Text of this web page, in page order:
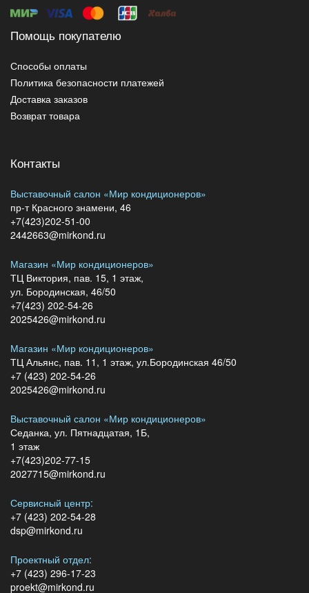
Помощь покупателю
Способы оплаты
Политика безопасности платежей
Доставка заказов
Возврат товара
Контакты
Выставочный салон «Мир кондиционеров»
пр-т Красного знамени, 46
+7(423)202-51-00
2442663@mirkond.ru
Магазин «Мир кондиционеров»
ТЦ Виктория, пав. 15, 1 этаж,
ул. Бородинская, 46/50
+7(423) 202-54-26
2025426@mirkond.ru
Магазин «Мир кондиционеров»
ТЦ Альянс, пав. 11, 1 этаж, ул.Бородинская 46/50
+7 (423) 202-54-26
2025426@mirkond.ru
Выставочный салон «Мир кондиционеров»
Седанка, ул. Пятнадцатая, 1Б,
1 этаж
+7(423)202-77-15
2027715@mirkond.ru
Сервисный центр:
+7 (423) 202-54-28
dsp@mirkond.ru
Проектный отдел:
+7 (423) 296-17-23
proekt@mirkond.ru